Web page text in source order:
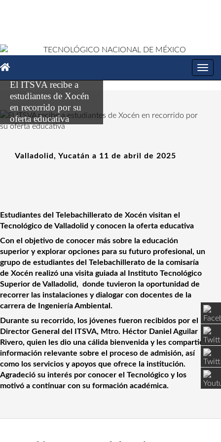
El ITSVA recibe a
estudiantes de Xocén
en recorrido por su
oferta educativa
Valladolid, Yucatán a 11 de abril de 2025
Estudiantes del Telebachillerato de Xocén visitan el
Tecnológico de Valladolid y conocen la oferta educativa
Con el objetivo de conocer más sobre la educación
superior y explorar opciones para su futuro profesional, un
grupo de estudiantes del Telebachillerato de la comisaría
de Xocén realizó una visita guiada al Instituto Tecnológico
Superior de Valladolid,  donde tuvieron la oportunidad de
recorrer las instalaciones y dialogar con docentes de la
carrera de Ingeniería Ambiental.
Durante su recorrido, los jóvenes fueron recibidos por el
Director General del ITSVA, Mtro. Héctor Daniel Aguilar
Rivero, quien les dio una cálida bienvenida y les compartió
información relevante sobre el proceso de admisión, así
como los servicios y apoyos que ofrece la institución.
Agradeció su interés por conocer el Tecnológico y los
motivó a continuar con su formación académica.